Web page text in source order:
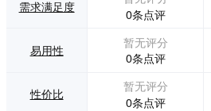
需求满足度
0条点评
易用性
暂无评分
0条点评
性价比
暂无评分
0条点评